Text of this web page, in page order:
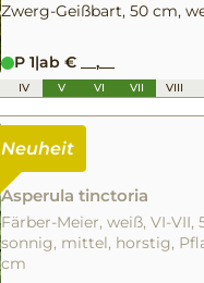
Zwerg-Geißbart, 50 cm,
P 1|ab € __,__
IV V VI VII VIII
Asperula tinctoria
Färber-Meier, weiß, VI-
sonnig, mittel, horstig,
cm